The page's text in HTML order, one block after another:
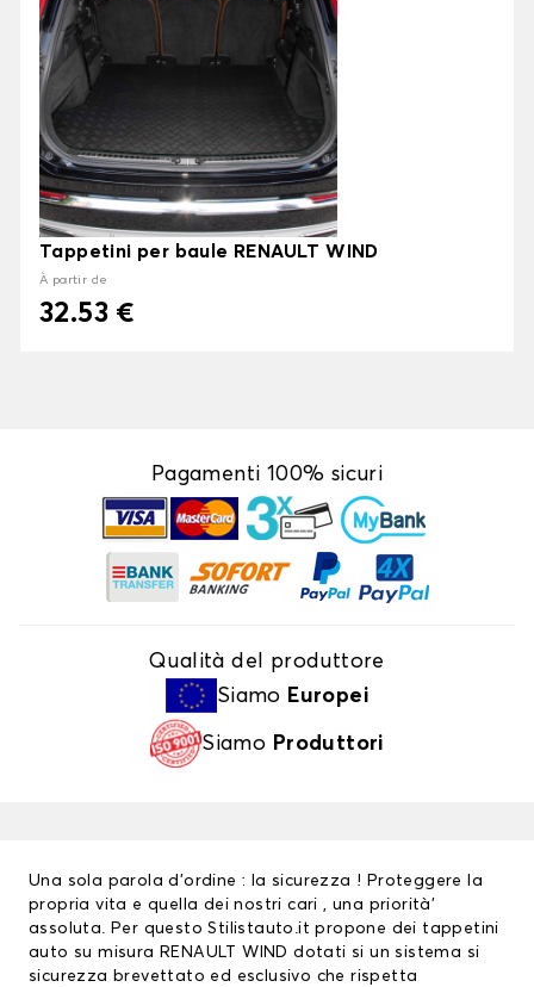
Tappetini per baule RENAULT WIND
À partir de
32.53 €
Pagamenti 100% sicuri
Qualità del produttore
Siamo Europei
Siamo Produttori
Una sola parola d’ordine : la sicurezza ! Proteggere la
propria vita e quella dei nostri cari , una priorità’
assoluta. Per questo Stilistauto.it propone dei tappetini
auto su misura RENAULT WIND dotati si un sistema si
sicurezza brevettato ed esclusivo che rispetta